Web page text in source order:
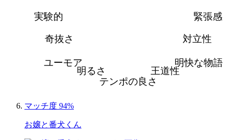
緊張感
対立性
明快な物語
王道性
テンポの良さ
明るさ
ユーモア
奇抜さ
実験的
マッチ度 94%
お嬢と番犬くん